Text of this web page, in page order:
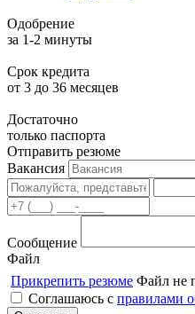
Одобрение
за 1-2 минуты
Срок кредита
от 3 до 36 месяцев
Достаточно
только паспорта
Отправить резюме
Вакансия
Сообщение
Файл
Прикрепить резюме Файл не
Соглашаюсь с правилами